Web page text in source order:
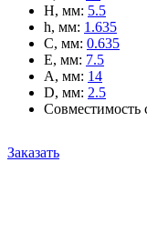
H, мм: 5.5
h, мм: 1.635
C, мм: 0.635
E, мм: 7.5
A, мм: 14
D, мм: 2.5
Совместимость
Заказать